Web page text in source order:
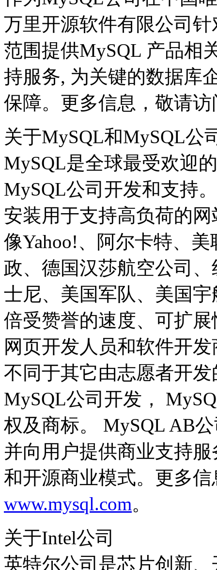
万里开源软件有限公司
范围提供MySQL 产品相
持服务, 为关键的数据库
保障。更多信息，敬请访
关于MySQL和MySQL公
MySQL是全球最受欢迎
MySQL公司开发和支持
安装用于支持高负荷的
像Yahoo!、阿尔卡特、
政、德国汉莎航空公司
士尼、美国军队、美国
倍受赞誉的速度、可扩
网页开发人员和软件开
不同于其它由志愿者开
MySQL公司开发，
权及商标。 MySQL AB
并向用户提供商业支持
和开源商业模式。更多
www.mysql.com。
关于Intel公司
英特尔公司是芯片创新